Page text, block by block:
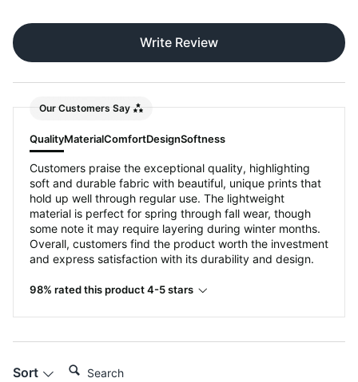
Write Review
Our Customers Say
QualityMaterialComfortDesignSoftness
Customers praise the exceptional quality, highlighting
soft and durable fabric with beautiful, unique prints that
hold up well through regular use. The lightweight
material is perfect for spring through fall wear, though
some note it may require layering during winter months.
Overall, customers find the product worth the investment
and express satisfaction with its durability and design.
98% rated this product 4-5 stars
Sort